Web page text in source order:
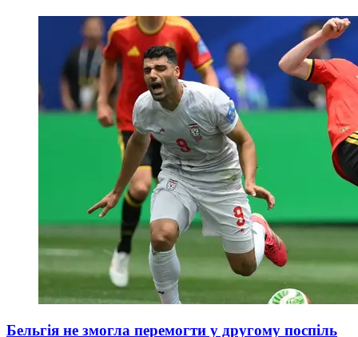
Бельгія не змогла перемогти у другому поспіль